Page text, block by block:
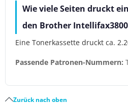
Wie viele Seiten druckt
den Brother
Eine Tonerkassette druckt ca.
Passende Patronen-Nummern:
Zurück nach oben